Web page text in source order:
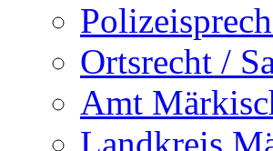
Ortsrecht /
Amt